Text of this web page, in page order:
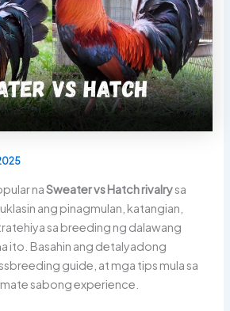
naSweater vs Hatch rivalrysa
ang pinagmulan, katangian,
sa breeding ng dalawang
ito. Basahin ang detalyadong
guide, at mga tips mula sa
sabong experience.